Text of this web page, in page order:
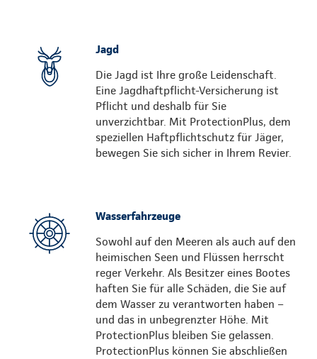
Jagd
Die Jagd ist Ihre große Leidenschaft.
Eine Jagdhaftpflicht-Versicherung ist
Pflicht und deshalb für Sie
unverzichtbar. Mit ProtectionPlus, dem
speziellen Haftpflichtschutz für Jäger,
bewegen Sie sich sicher in Ihrem Revier.
Wasserfahrzeuge
Sowohl auf den Meeren als auch auf den
heimischen Seen und Flüssen herrscht
reger Verkehr. Als Besitzer eines Bootes
haften Sie für alle Schäden, die Sie auf
dem Wasser zu verantworten haben –
und das in unbegrenzter Höhe. Mit
ProtectionPlus bleiben Sie gelassen.
ProtectionPlus können Sie abschließen